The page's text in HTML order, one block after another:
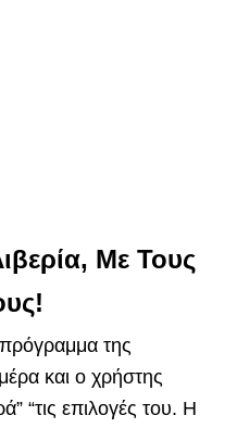
Με Τους
της
και ο χρήστης
“τις επιλογές του. Η